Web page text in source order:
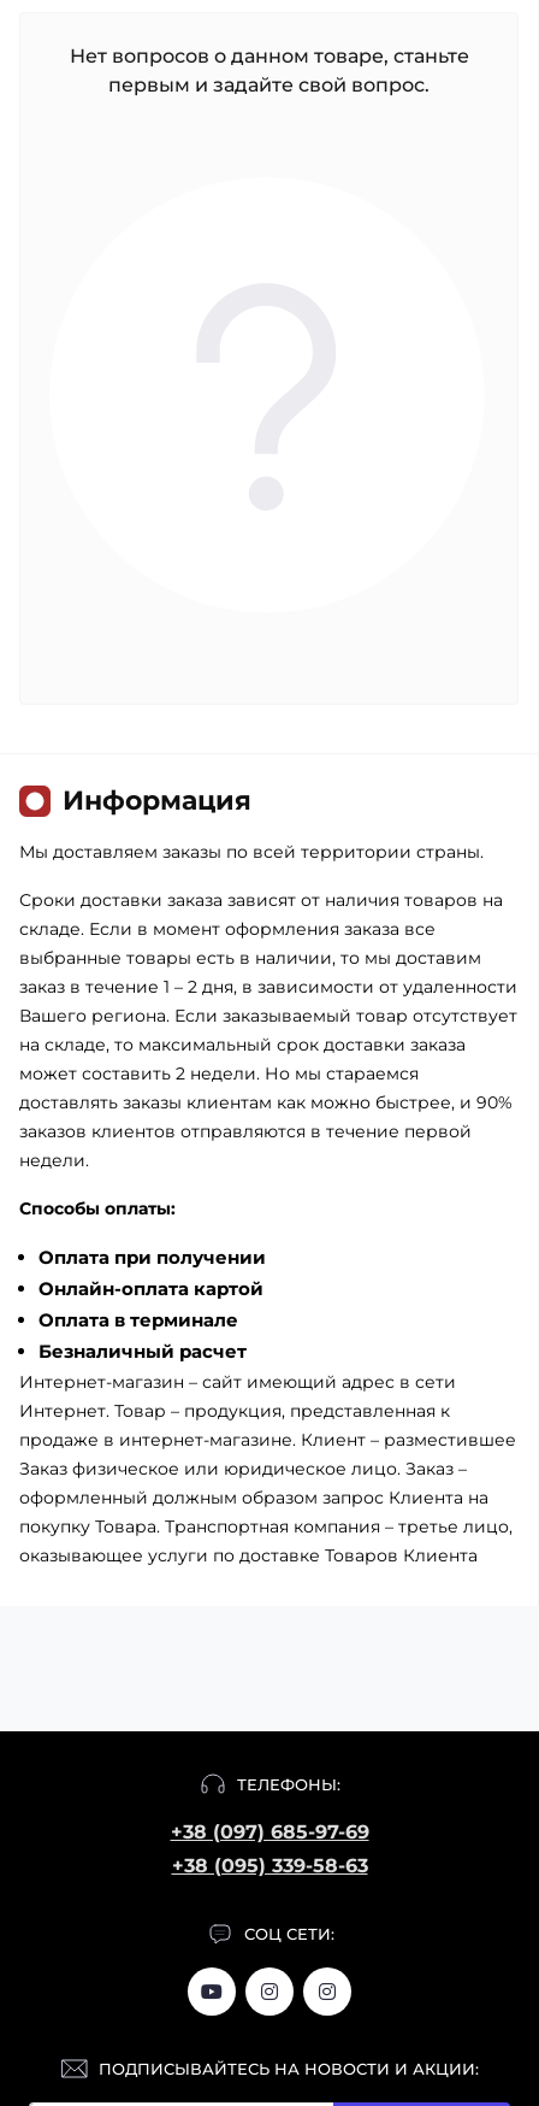
Нет вопросов о данном товаре, станьте
первым и задайте свой вопрос.
Информация
Мы доставляем заказы по всей территории страны.
Сроки доставки заказа зависят от наличия товаров на
складе. Если в момент оформления заказа все
выбранные товары есть в наличии, то мы доставим
заказ в течение 1 – 2 дня, в зависимости от удаленности
Вашего региона. Если заказываемый товар отсутствует
на складе, то максимальный срок доставки заказа
может составить 2 недели. Но мы стараемся
доставлять заказы клиентам как можно быстрее, и 90%
заказов клиентов отправляются в течение первой
недели.
Способы оплаты:
Оплата при получении
Онлайн-оплата картой
Оплата в терминале
Безналичный расчет
Интернет-магазин – сайт имеющий адрес в сети
Интернет. Товар – продукция, представленная к
продаже в интернет-магазине. Клиент – разместившее
Заказ физическое или юридическое лицо. Заказ –
оформленный должным образом запрос Клиента на
покупку Товара. Транспортная компания – третье лицо,
оказывающее услуги по доставке Товаров Клиента
ТЕЛЕФОНЫ:
+38 (097) 685-97-69
+38 (095) 339-58-63
СОЦ СЕТИ:
ПОДПИСЫВАЙТЕСЬ НА НОВОСТИ И АКЦИИ: